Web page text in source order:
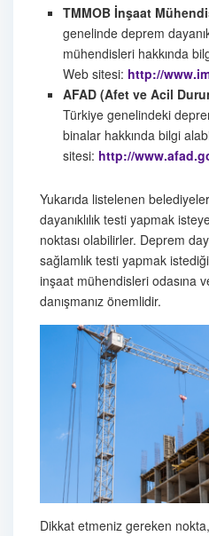
TMMOB İnşaat
genelinde deprem
mühendisleri hakkında
Web sitesi: http://
AFAD (Afet ve Acil
Türkiye genelindeki
binalar hakkında bilgi
sitesi: http://
Yukarıda listelenen
dayanıklılık testi yapmak
noktası olabilirler. Deprem
sağlamlık testi yapmak
inşaat mühendisleri odasına
danışmanız önemlidir.
Dikkat etmeniz gereken